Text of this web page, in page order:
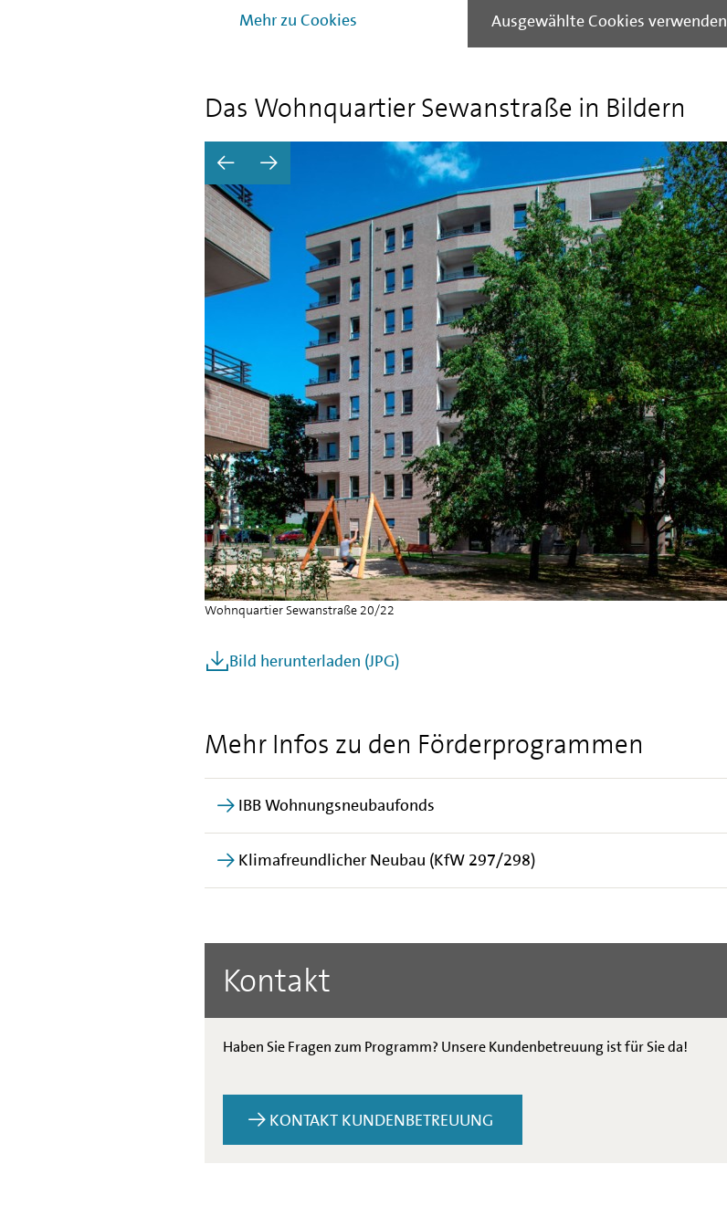
Mehr zu Cookies Ausgewählte Cookies verwenden
Einsparpotential.
Das Wohnquartier Sewanstraße in Bildern
Vorherige Seite
Nächste Seite
Wohnquartier Sewanstraße 20/22
Bild herunterladen (JPG)
Mehr Infos zu den Förderprogrammen
IBB Wohnungsneubaufonds
Klimafreundlicher Neubau (KfW 297/298)
Kontakt
Haben Sie Fragen zum Programm? Unsere Kundenbetreuung ist für Sie da!
KONTAKT KUNDENBETREUUNG